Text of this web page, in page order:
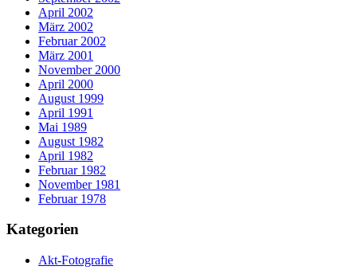
April 2002
März 2002
Februar 2002
März 2001
November 2000
April 2000
August 1999
April 1991
Mai 1989
August 1982
April 1982
Februar 1982
November 1981
Februar 1978
Kategorien
Akt-Fotografie